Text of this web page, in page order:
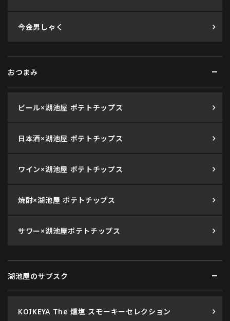
今金男しゃく
おつまみ
ビール×湖池屋 ポテトチップス
日本酒×湖池屋 ポテトチップス
ワイン×湖池屋 ポテトチップス
焼酎×湖池屋 ポテトチップス
サワー×湖池屋ポテトチップス
湖池屋のサブスク
KOIKEYA The 燻塩 スモーキーセレクション